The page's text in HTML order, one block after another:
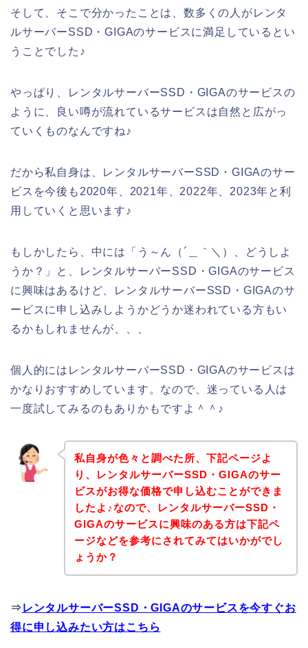
そして、そこで分かったことは、数多くの人がレンタ
ルサーバーSSD・GIGAのサービスに満足しているとい
うことでした♪
やっぱり、レンタルサーバーSSD・GIGAのサービスの
ように、良い噂が流れているサービスは自然と広がっ
ていくものなんですね♪
だから私自身は、レンタルサーバーSSD・GIGAのサー
ビスを今後も2020年、2021年、2022年、2023年と利
用していくと思います♪
もしかしたら、中には「う～ん（´＿｀＼）、どうしよ
うか？」と、レンタルサーバーSSD・GIGAのサービス
に興味はあるけど、レンタルサーバーSSD・GIGAのサ
ービスに申し込みしようかどうか迷われている方もい
るかもしれませんが、、、
個人的にはレンタルサーバーSSD・GIGAのサービスは
かなりおすすめしています。なので、迷っている人は
一度試してみるのもありかもですよ＾＾♪
私自身が色々と調べた所、下記ページよ
り、レンタルサーバーSSD・GIGAのサー
ビスがお得な価格で申し込むことができま
したよ♪なので、レンタルサーバーSSD・
GIGAのサービスに興味のある方は下記ペ
ージなどを参考にされてみてはいかがでし
ょうか？
⇒ レンタルサーバーSSD・GIGAのサービスを今すぐお
得に申し込みたい方はこちら